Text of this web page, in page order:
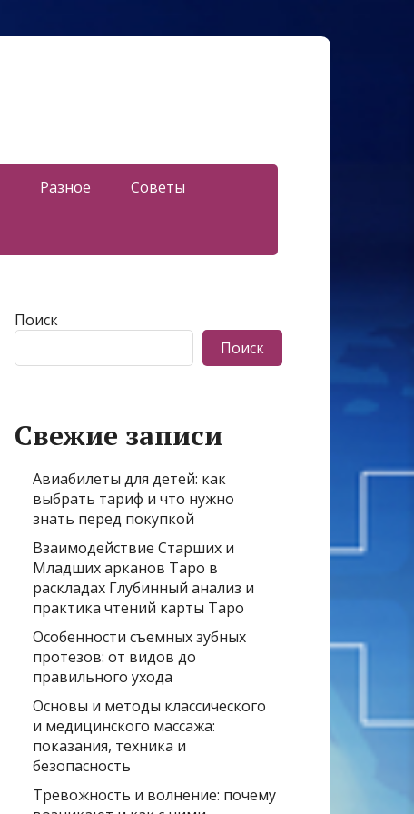
Разное Советы
Поиск
Поиск
Свежие записи
Авиабилеты для детей: как
выбрать тариф и что нужно
знать перед покупкой
Взаимодействие Старших и
Младших арканов Таро в
раскладах Глубинный анализ и
практика чтений карты Таро
Особенности съемных зубных
протезов: от видов до
правильного ухода
Основы и методы классического
и медицинского массажа:
показания, техника и
безопасность
Тревожность и волнение: почему